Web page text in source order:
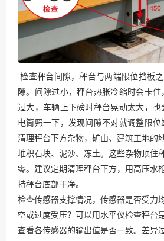
检查秤台间隙，秤台与两端限位挡板
隙。间隙过小，秤台热胀冷缩时会卡
过大，车辆上下磅时秤台晃动太大，
电筒照一下，发现间隙不对就调整限位
清理秤台下方杂物，矿山、建筑工地的
堆积石块、泥沙、冻土。这些杂物顶住
零。建议定期清理秤台下方，用高压水
持秤台底部干净。
检查传感器支撑情况，传感器是否受力
空或过度受压？可以用水平仪检查秤台
查看各传感器的输出值是否一致。差异